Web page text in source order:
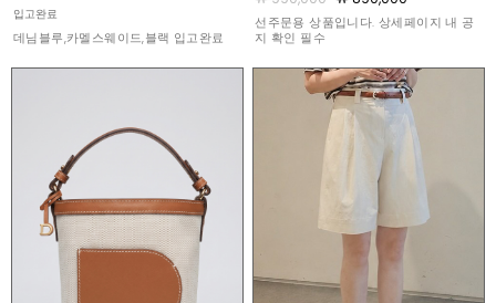
입고완료
데님블루,카멜스웨이드,블랙 입고완료
선주문용 상품입니다. 상세페이지 내 공
지 확인 필수